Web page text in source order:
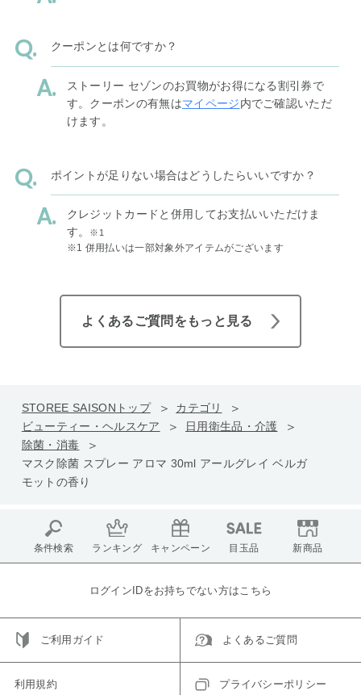
クーポンとは何ですか？
ストーリー セゾンのお買物がお得になる割引券で
す。クーポンの有無はマイページ内でご確認いただ
けます。
ポイントが足りない場合はどうしたらいいですか？
クレジットカードと併用してお支払いいただけま
す。
※1
※1 併用払いは一部対象外アイテムがございます
よくあるご質問をもっと見る
STOREE SAISONトップ
カテゴリ
ビューティー・ヘルスケア
日用衛生品・介護
除菌・消毒
マスク除菌 スプレー アロマ 30ml アールグレイ ベルガ
モットの香り
条件検索 ランキング キャンペーン 目玉品 新商品
ログインIDをお持ちでない方はこちら
ご利用ガイド よくあるご質問
利用規約 プライバシーポリシー